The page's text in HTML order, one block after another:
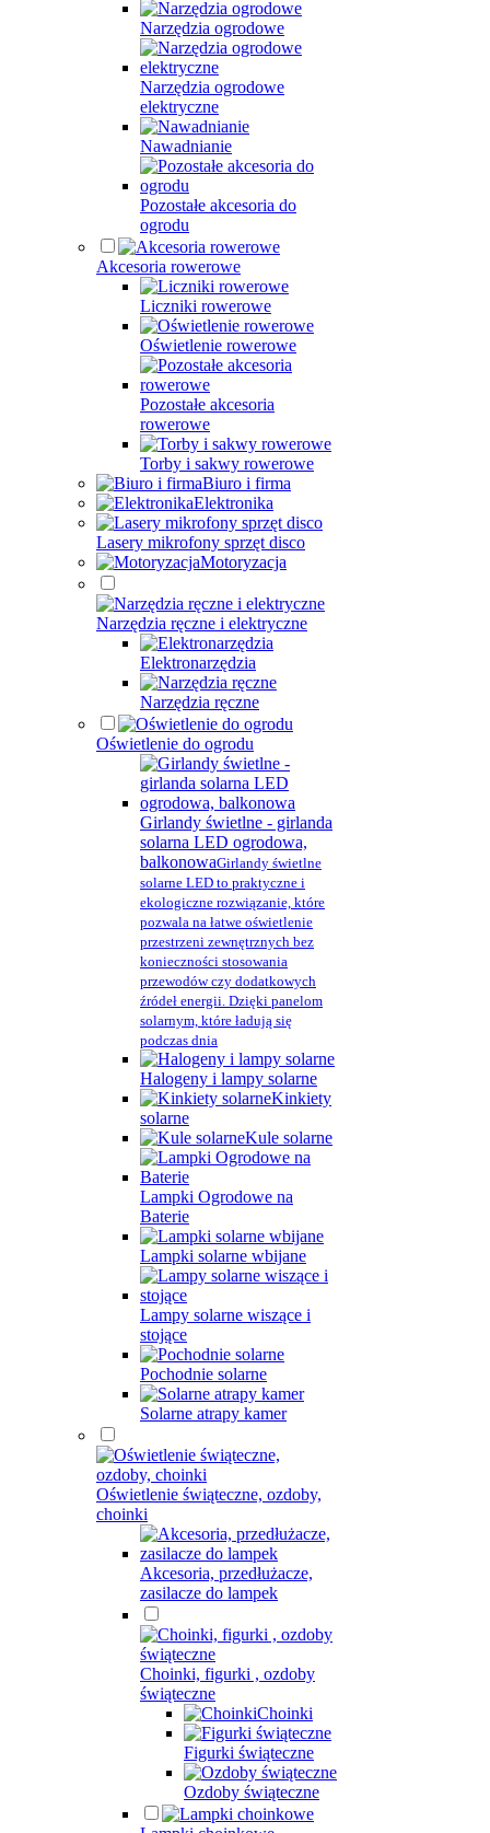
Narzędzia ogrodowe
Narzędzia ogrodowe
elektryczne
Nawadnianie
Pozostałe akcesoria do
ogrodu
Akcesoria rowerowe
Liczniki rowerowe
Oświetlenie rowerowe
Pozostałe akcesoria
rowerowe
Torby i sakwy rowerowe
Biuro i firma
Elektronika
Lasery mikrofony sprzęt disco
Motoryzacja
Narzędzia ręczne i elektryczne
Elektronarzędzia
Narzędzia ręczne
Oświetlenie do ogrodu
Girlandy świetlne - girlanda
solarna LED ogrodowa,
balkonowaGirlandy świetlne
solarne LED to praktyczne i
ekologiczne rozwiązanie, które
pozwala na łatwe oświetlenie
przestrzeni zewnętrznych bez
konieczności stosowania
przewodów czy dodatkowych
źródeł energii. Dzięki panelom
solarnym, które ładują się
podczas dnia
Halogeny i lampy solarne
Kinkiety
solarne
Kule solarne
Lampki Ogrodowe na
Baterie
Lampki solarne wbijane
Lampy solarne wiszące i
stojące
Pochodnie solarne
Solarne atrapy kamer
Oświetlenie świąteczne, ozdoby,
choinki
Akcesoria, przedłużacze,
zasilacze do lampek
Choinki, figurki , ozdoby
świąteczne
Choinki
Figurki świąteczne
Ozdoby świąteczne